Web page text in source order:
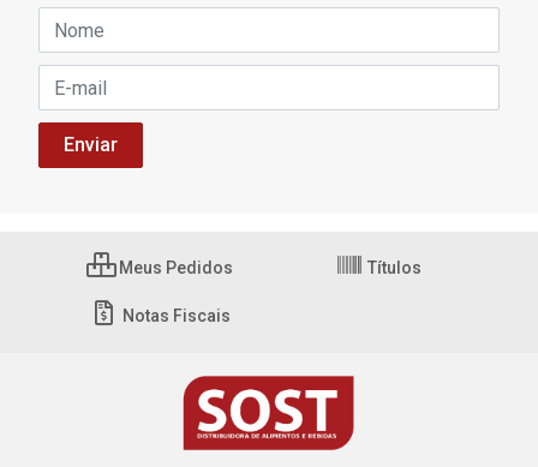
Meus Pedidos Títulos
Notas Fiscais